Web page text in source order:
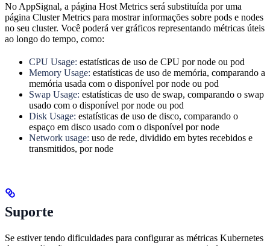
No AppSignal, a página Host Metrics será substituída por uma
página Cluster Metrics para mostrar informações sobre pods e nodes
no seu cluster. Você poderá ver gráficos representando métricas úteis
ao longo do tempo, como:
CPU Usage: estatísticas de uso de CPU por node ou pod
Memory Usage: estatísticas de uso de memória, comparando a
memória usada com o disponível por node ou pod
Swap Usage: estatísticas de uso de swap, comparando o swap
usado com o disponível por node ou pod
Disk Usage: estatísticas de uso de disco, comparando o
espaço em disco usado com o disponível por node
Network usage: uso de rede, dividido em bytes recebidos e
transmitidos, por node
Suporte
Se estiver tendo dificuldades para configurar as métricas Kubernetes